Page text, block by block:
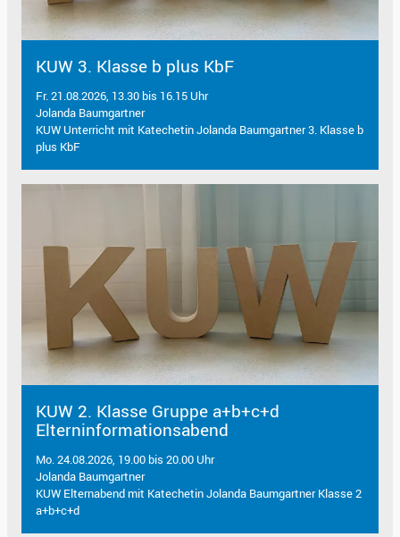
KUW 3. Klasse b plus KbF
Fr. 21.08.2026, 13.30 bis 16.15 Uhr
Jolanda Baumgartner
KUW Unterricht mit Katechetin Jolanda Baumgartner 3. Klasse b
plus KbF
KUW 2. Klasse Gruppe a+b+c+d
Elterninformationsabend
Mo. 24.08.2026, 19.00 bis 20.00 Uhr
Jolanda Baumgartner
KUW Elternabend mit Katechetin Jolanda Baumgartner Klasse 2
a+b+c+d